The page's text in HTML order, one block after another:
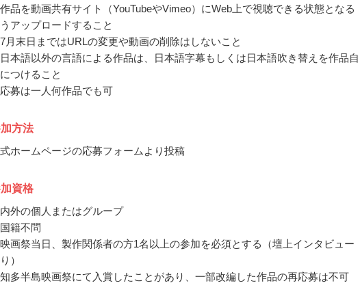
品を動画共有サイト（YouTubeやVimeo）にWeb上で視聴できる状態となる
アップロードすること
月末日まではURLの変更や動画の削除はしないこと
本語以外の言語による作品は、日本語字幕もしくは日本語吹き替えを作品自
つけること
募は一人何作品でも可
方法
ホームページの応募フォームより投稿
資格
外の個人またはグループ
籍不問
画祭当日、製作関係者の方1名以上の参加を必須とする（壇上インタビュー
）
多半島映画祭にて入賞したことがあり、一部改編した作品の再応募は不可